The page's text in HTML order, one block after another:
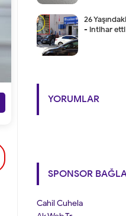
26
- intihar etti
YORUMLAR
SPONSOR
Cahil Cuhela